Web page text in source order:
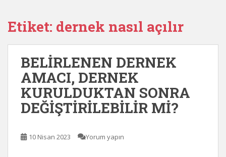
Etiket: dernek nasıl açılır
BELİRLENEN DERNEK
AMACI, DERNEK
KURULDUKTAN SONRA
DEĞİŞTİRİLEBİLİR Mİ?
10 Nisan 2023 Yorum yapın